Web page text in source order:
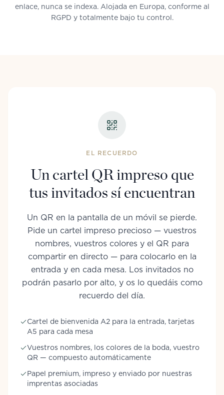
enlace, nunca se indexa. Alojada en Europa, conforme al
RGPD y totalmente bajo tu control.
EL RECUERDO
Un cartel QR impreso que
tus invitados sí encuentran
Un QR en la pantalla de un móvil se pierde.
Pide un cartel impreso precioso — vuestros
nombres, vuestros colores y el QR para
compartir en directo — para colocarlo en la
entrada y en cada mesa. Los invitados no
podrán pasarlo por alto, y os lo quedáis como
recuerdo del día.
Cartel de bienvenida A2 para la entrada, tarjetas
A5 para cada mesa
Vuestros nombres, los colores de la boda, vuestro
QR — compuesto automáticamente
Papel premium, impreso y enviado por nuestras
imprentas asociadas